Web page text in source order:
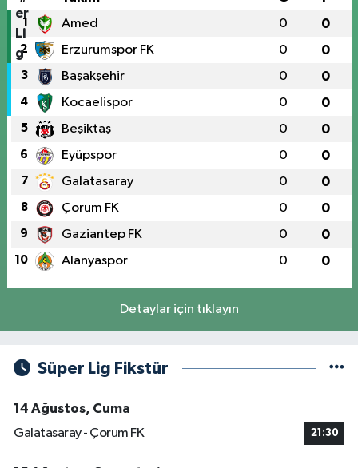
1 Amed 0 0
2 Erzurumspor FK 0 0
3 Başakşehir 0 0
4 Kocaelispor 0 0
5 Beşiktaş 0 0
6 Eyüpspor 0 0
7 Galatasaray 0 0
8 Çorum FK 0 0
9 Gaziantep FK 0 0
10 Alanyaspor 0 0
Detaylar için tıklayın
Süper Lig Fikstür
14 Ağustos, Cuma
Galatasaray - Çorum FK
21:30